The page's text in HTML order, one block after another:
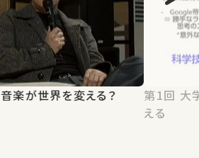
特別講義 音楽が世界を変える？
第1回 大学と情報-情報が学問を変
える